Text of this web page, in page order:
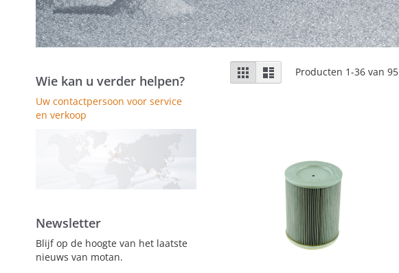
Tonen
als
Foto-
tabel
Lijst Producten 1-36 van95
Wie kan u verder helpen?
Uw contactpersoon voor service
en verkoop
Newsletter
Blijf op de hoogte van het laatste
nieuws van motan.